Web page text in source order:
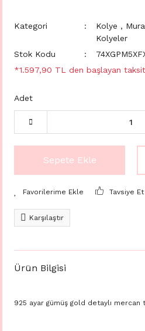
Kategori Kolye ,
Kolyeler
Stok Kodu
*1.597,90 TL den başlayan
Adet
Sepete Ekle
Tavsiye Et
Karşılaştır
Ürün Bilgisi
925 ayar gümüş gold detaylı mercan